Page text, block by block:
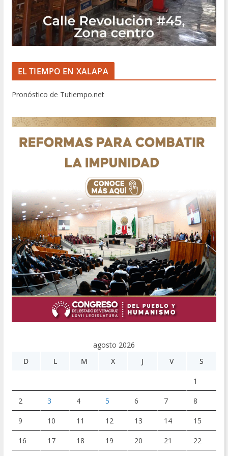
EL TIEMPO EN XALAPA
Pronóstico de Tutiempo.net
agosto 2026
D
L M X J V S
1
2 3 4 5 6 7 8
9 10 11 12 13 14 15
16 17 18 19 20 21 22